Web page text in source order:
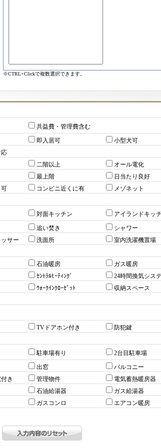
※CTRL+Clickで複数選択できます。
共益費・管理費含む
即入居可
小型犬可
二階以上
オール電化
最上階
日当たり良好
コンビニ近くに有
メゾネット
対面キッチン アイランドキッ
追い焚き
シャワー
サー 洗面所
室内洗濯機置場
石油暖房
ガス暖房
ｾﾝﾄﾗﾙﾋｰﾃｨﾝｸﾞ 24時間換気シス
ｳｫｰｸｲﾝｸﾛｰｾﾞｯﾄ
収納スペース
TVドアホン付き
防犯鍵
駐車場有り 2台目駐車場
出窓
バルコニー
き 管理物件
電気蓄熱暖房器
石油給湯器
ガス給湯器
ガスコンロ エアコン暖房